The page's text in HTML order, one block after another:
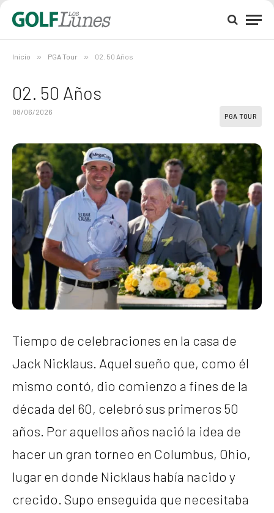
Inicio » PGA Tour » 02. 50 Años
02. 50 Años
08/06/2026
PGA TOUR
Tiempo de celebraciones en la casa de
Jack Nicklaus. Aquel sueño que, como él
mismo contó, dio comienzo a fines de la
década del 60, celebró sus primeros 50
años. Por aquellos años nació la idea de
hacer un gran torneo en Columbus, Ohio,
lugar en donde Nicklaus había nacido y
crecido. Supo enseguida que necesitaba